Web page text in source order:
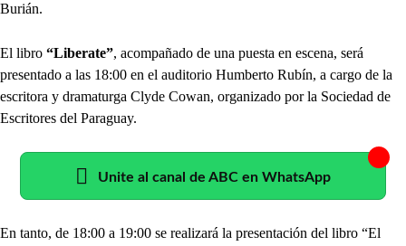
Burián.
El libro “Liberate”, acompañado de una puesta en escena, será
presentado a las 18:00 en el auditorio Humberto Rubín, a cargo de la
escritora y dramaturga Clyde Cowan, organizado por la Sociedad de
Escritores del Paraguay.
Unite al canal de ABC en WhatsApp
En tanto, de 18:00 a 19:00 se realizará la presentación del libro “El